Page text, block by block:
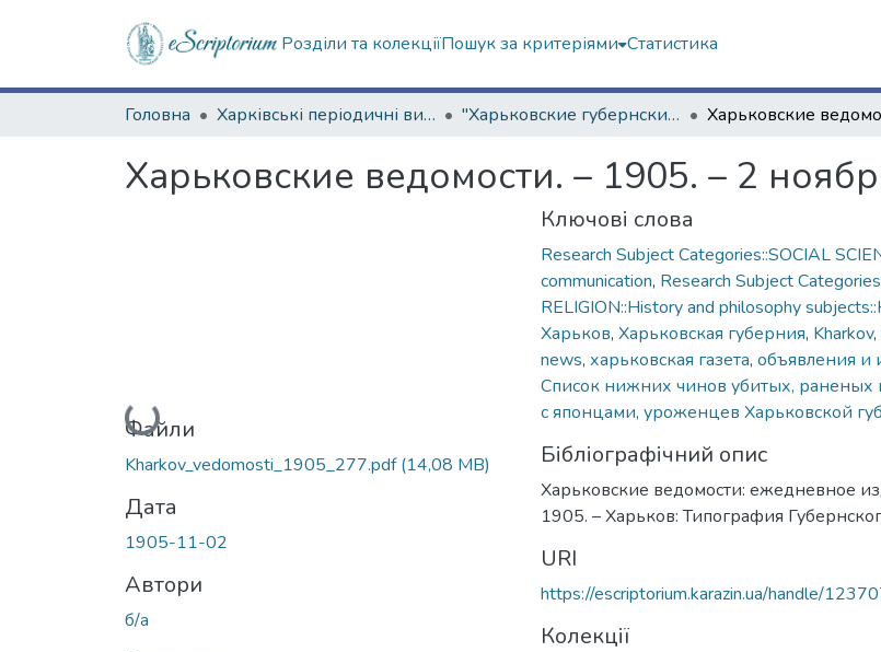
Розділи та колекціїПошук за критеріями Статистика
Головна Харківські періодичні видання "Харьковские губернские ведомости" (1838–1915 гг.)
Харьковские ведомости. – 1905. – 2
Вантажиться...
Файли
Kharkov_vedomosti_1905_277.pdf(14,08 MB)
Дата
1905-11-02
Автори
б/а
Ключові слова
Research Subject Categories::SOCIAL
communication, Research Subject
RELIGION::History and philosophy
Харьков, Харьковская губерния, Kharkov,
news, харьковская газета, объявления и
Список нижних чинов убитых, раненых
с японцами, уроженцев Харьковской
Бібліографічний опис
Харьковские ведомости: ежедневное
1905. – Харьков: Типография
URI
https://escriptorium.karazin.ua/handle/
Колекції